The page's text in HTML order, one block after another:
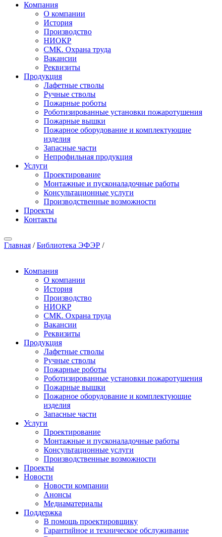
Компания
О компании
История
Производство
НИОКР
СМК. Охрана труда
Вакансии
Реквизиты
Продукция
Лафетные стволы
Ручные стволы
Пожарные роботы
Роботизированные установки пожаротушения
Пожарные вышки
Пожарное оборудование и комплектующие
изделия
Запасные части
Непрофильная продукция
Услуги
Проектирование
Монтажные и пусконаладочные работы
Консультационные услуги
Производственные возможности
Проекты
Контакты
Главная /Библиотека ЭФЭР /
Компания
О компании
История
Производство
НИОКР
СМК. Охрана труда
Вакансии
Реквизиты
Продукция
Лафетные стволы
Ручные стволы
Пожарные роботы
Роботизированные установки пожаротушения
Пожарные вышки
Пожарное оборудование и комплектующие
изделия
Запасные части
Услуги
Проектирование
Монтажные и пусконаладочные работы
Консультационные услуги
Производственные возможности
Проекты
Новости
Новости компании
Анонсы
Медиаматериалы
Поддержка
В помощь проектировщику
Гарантийное и техническое обслуживание